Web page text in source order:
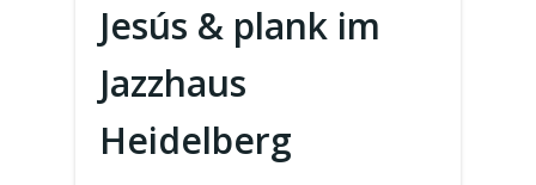
Jesús & plank im
Jazzhaus
Heidelberg